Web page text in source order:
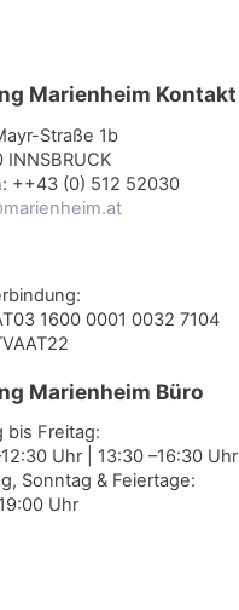
Marienheim Kontakt
Straße 1b
++43 (0) 512 52030
1600 0001 0032 7104
Marienheim Büro
bis Freitag:
Uhr | 13:30 –16:30 Uhr
Sonntag & Feiertage:
Uhr